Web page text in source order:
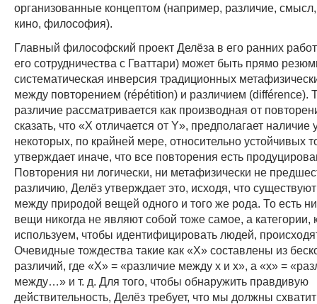
организованные концептом (например, различие,
кино, философия).
Главный философский проект Делёза в его ранних
его сотрудничества с Гваттари) может быть прямо
систематическая инверсия традиционных
между повторением (répétition) и различием (différence).
различие рассматривается как производная от
сказать, что «X отличается от Y», предполагает наличие
некоторых, по крайней мере, относительно устойчивых
утверждает иначе, что все повторения есть
Повторения ни логически, ни метафизически не
различию, Делёз утверждает это, исходя, что
между природой вещей одного и того же рода. То есть
вещи никогда не являют собой тоже самое, а
используем, чтобы идентифицировать людей,
Очевидные тождества такие как «X» составлены из
различий, где «X» = «различие между x и x», а «x» =
между…» и т. д. Для того, чтобы обнаружить правдивую
действительность, Делёз требует, что мы должны